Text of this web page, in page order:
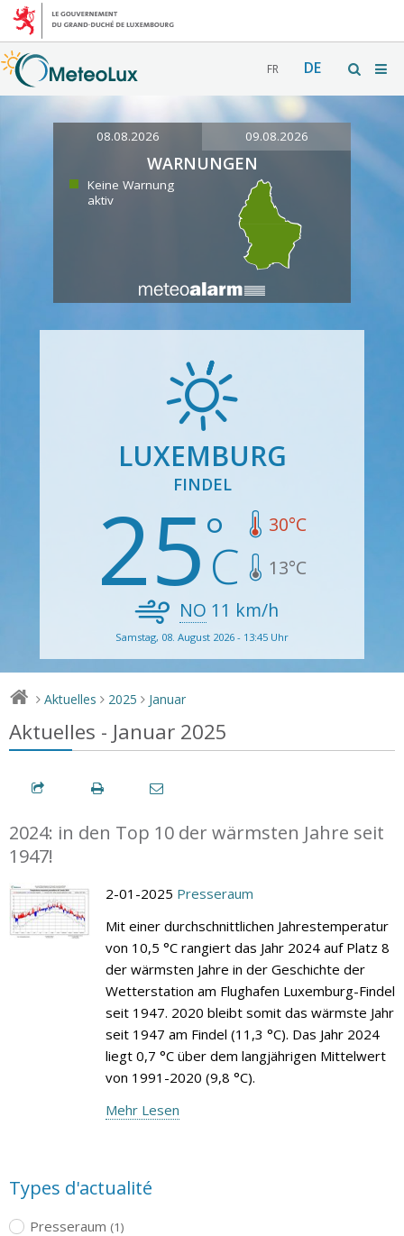
FR DE
08.08.2026 09.08.2026
WARNUNGEN
Keine Warnung
aktiv
LUXEMBURG
FINDEL
25 30°C
13°C
NO 11 km/h
Samstag, 08. August 2026 - 13:45 Uhr
> Aktuelles > 2025 > Januar
Aktuelles - Januar 2025
2024: in den Top 10 der wärmsten Jahre seit
1947!
2-01-2025 Presseraum
Mit einer durchschnittlichen Jahrestemperatur
von 10,5 °C rangiert das Jahr 2024 auf Platz 8
der wärmsten Jahre in der Geschichte der
Wetterstation am Flughafen Luxemburg-Findel
seit 1947. 2020 bleibt somit das wärmste Jahr
seit 1947 am Findel (11,3 °C). Das Jahr 2024
liegt 0,7 °C über dem langjährigen Mittelwert
von 1991-2020 (9,8 °C).
Mehr Lesen
Types d'actualité
Presseraum (1)